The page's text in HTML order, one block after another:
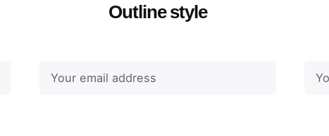
Outline style